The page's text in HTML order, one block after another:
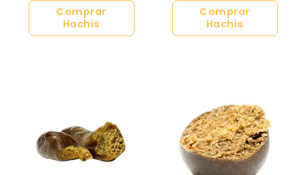
Comprar
Hachis
Comprar
Hachis